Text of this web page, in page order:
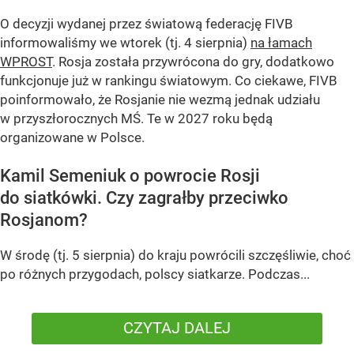
O decyzji wydanej przez światową federację FIVB
informowaliśmy we wtorek (tj. 4 sierpnia) na łamach
WPROST. Rosja została przywrócona do gry, dodatkowo
funkcjonuje już w rankingu światowym. Co ciekawe, FIVB
poinformowało, że Rosjanie nie wezmą jednak udziału
w przyszłorocznych MŚ. Te w 2027 roku będą
organizowane w Polsce.
Kamil Semeniuk o powrocie Rosji
do siatkówki. Czy zagrałby przeciwko
Rosjanom?
W środę (tj. 5 sierpnia) do kraju powrócili szczęśliwie, choć
po różnych przygodach, polscy siatkarze. Podczas...
CZYTAJ DALEJ